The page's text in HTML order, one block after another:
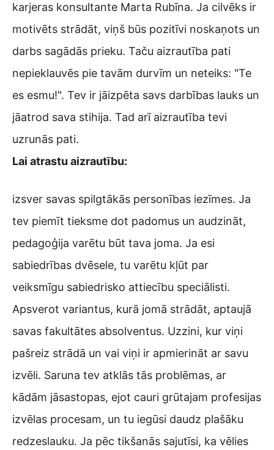
karjeras konsultante Marta Rubīna. Ja cilvēks ir
motivēts strādāt, viņš būs pozitīvi noskaņots un
darbs sagādās prieku. Taču aizrautība pati
nepieklauvēs pie tavām durvīm un neteiks: "Te
es esmu!". Tev ir jāizpēta savs darbības lauks un
jāatrod sava stihija. Tad arī aizrautība tevi
uzrunās pati.
Lai atrastu aizrautību:
izsver savas spilgtākās personības iezīmes. Ja
tev piemīt tieksme dot padomus un audzināt,
pedagoģija varētu būt tava joma. Ja esi
sabiedrības dvēsele, tu varētu kļūt par
veiksmīgu sabiedrisko attiecību speciālisti.
Apsverot variantus, kurā jomā strādāt, aptaujā
savas fakultātes absolventus. Uzzini, kur viņi
pašreiz strādā un vai viņi ir apmierināt ar savu
izvēli. Saruna tev atklās tās problēmas, ar
kādām jāsastopas, ejot cauri grūtajam profesijas
izvēlas procesam, un tu iegūsi daudz plašāku
redzeslauku. Ja pēc tikšanās sajutīsi, ka vēlies